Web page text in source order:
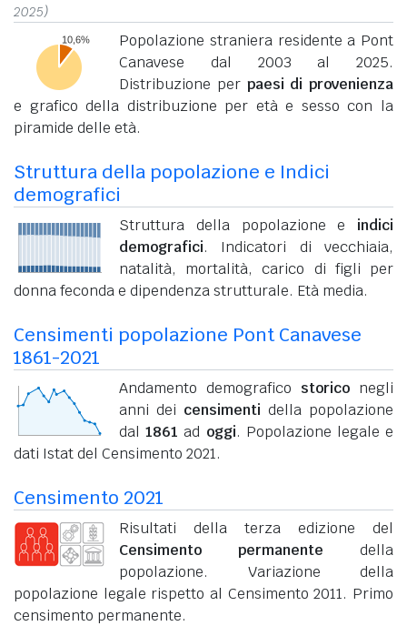
2025)
Popolazione straniera residente a Pont
Canavese dal 2003 al 2025.
Distribuzione per paesi di provenienza
e grafico della distribuzione per età e sesso con la
piramide delle età.
Struttura della popolazione e Indici
demografici
Struttura della popolazione e indici
demografici. Indicatori di vecchiaia,
natalità, mortalità, carico di figli per
donna feconda e dipendenza strutturale. Età media.
Censimenti popolazione Pont Canavese
1861-2021
Andamento demografico storico negli
anni dei censimenti della popolazione
dal1861 ad oggi. Popolazione legale e
dati Istat del Censimento 2021.
Censimento 2021
Risultati della terza edizione del
Censimento permanente della
popolazione. Variazione della
popolazione legale rispetto al Censimento 2011. Primo
censimento permanente.